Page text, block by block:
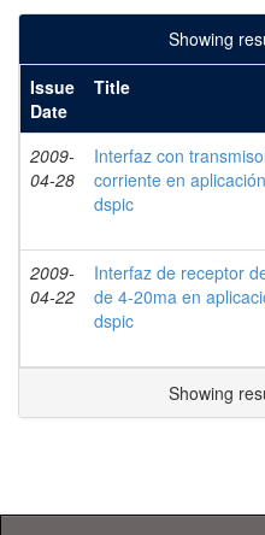
Showing
Issue
Date
Title
2009-
04-28
Interfaz con
corriente en
dspic
2009-
04-22
Interfaz de receptor
de 4-20ma en
dspic
Showing